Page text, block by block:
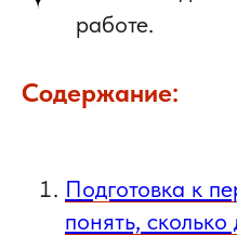
работе.
Содержание:
Подготовка к
понять,